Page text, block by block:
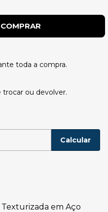
toda a compra.
trocar ou devolver.
Calcular
Texturizada em Aço